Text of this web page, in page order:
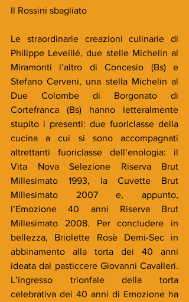
Il Rossini sbagliato
Le straordinarie creazioni culinarie di
Philippe Leveillé, due stelle Michelin al
Miramonti l’altro di Concesio (Bs) e
Stefano Cerveni, una stella Michelin al
Due Colombe di Borgonato di
Cortefranca (Bs) hanno letteralmente
stupito i presenti: due fuoriclasse della
cucina a cui si sono accompagnati
altrettanti fuoriclasse dell’enologia: il
Vita Nova Selezione Riserva Brut
Millesimato 1993, la Cuvette Brut
Millesimato 2007 e, appunto,
l’Emozione 40 anni Riserva Brut
Millesimato 2008. Per concludere in
bellezza, Briolette Rosè Demi-Sec in
abbinamento alla torta dei 40 anni
ideata dal pasticcere Giovanni Cavalleri.
L’ingresso trionfale della torta
celebrativa dei 40 anni di Emozione ha